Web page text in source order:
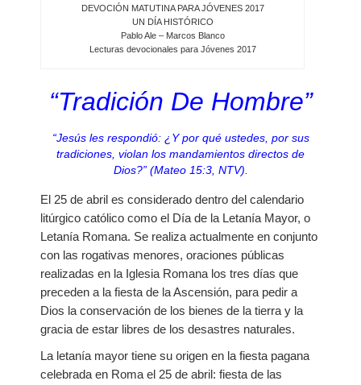
DEVOCIÓN MATUTINA PARA JÓVENES 2017
UN DÍA HISTÓRICO
Pablo Ale – Marcos Blanco
Lecturas devocionales para Jóvenes 2017
“Tradición De Hombre”
“Jesús les respondió: ¿Y por qué ustedes, por sus
tradiciones, violan los mandamientos directos de
Dios?” (Mateo 15:3, NTV).
El 25 de abril es considerado dentro del calendario
litúrgico católico como el Día de la Letanía Mayor, o
Letanía Romana. Se realiza actualmente en conjunto
con las rogativas menores, oraciones públicas
realizadas en la Iglesia Romana los tres días que
preceden a la fiesta de la Ascensión, para pedir a
Dios la conservación de los bienes de la tierra y la
gracia de estar libres de los desastres naturales.
La letanía mayor tiene su origen en la fiesta pagana
celebrada en Roma el 25 de abril: fiesta de las